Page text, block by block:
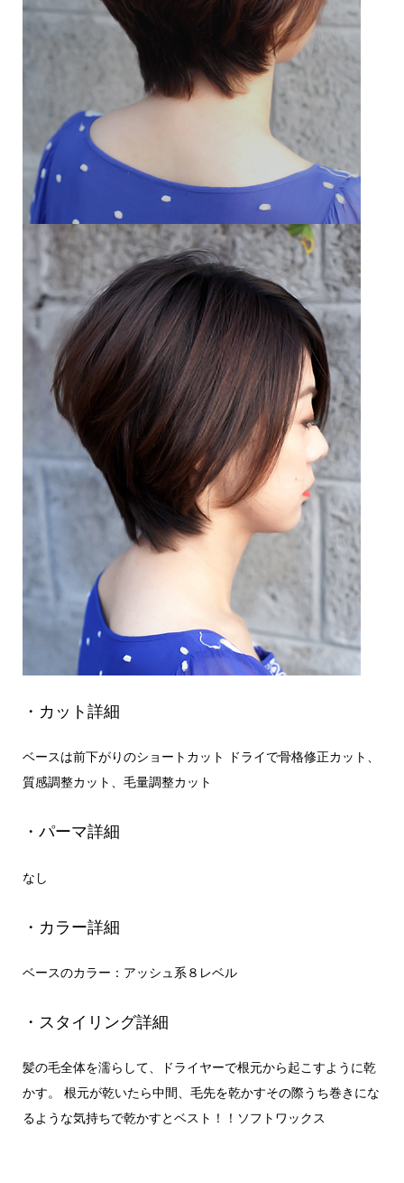
・カット詳細
ベースは前下がりのショートカット ドライで骨格修正カット、
質感調整カット、毛量調整カット
・パーマ詳細
なし
・カラー詳細
ベースのカラー：アッシュ系８レベル
・スタイリング詳細
髪の毛全体を濡らして、ドライヤーで根元から起こすように乾
かす。 根元が乾いたら中間、毛先を乾かすその際うち巻きにな
るような気持ちで乾かすとベスト！！ソフトワックス